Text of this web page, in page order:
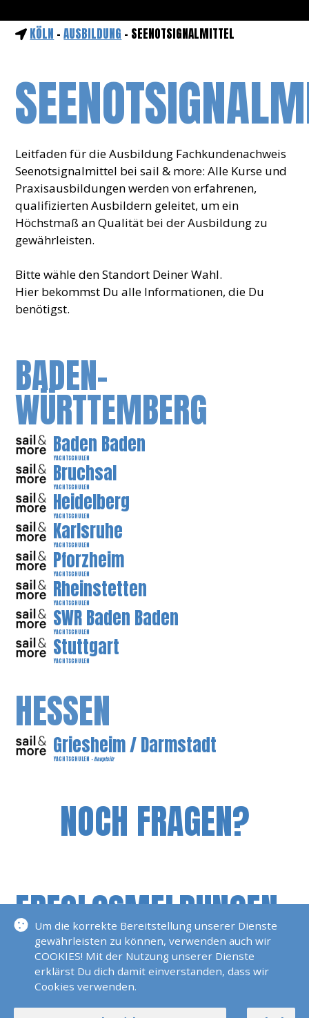
KÖLN -AUSBILDUNG - SEENOTSIGNALMITTEL
Leitfaden für die Ausbildung Fachkundenachweis
Seenotsignalmittel bei sail & more: Alle Kurse und
Praxisausbildungen werden von erfahrenen,
qualifizierten Ausbildern geleitet, um ein
Höchstmaß an Qualität bei der Ausbildung zu
gewährleisten.
Bitte wähle den Standort Deiner Wahl.
Hier bekommst Du alle Informationen, die Du
benötigst.
BADEN-
WÜRTTEMBERG
Baden Baden
YACHTSCHULEN
Bruchsal
YACHTSCHULEN
Heidelberg
YACHTSCHULEN
Karlsruhe
YACHTSCHULEN
Pforzheim
YACHTSCHULEN
Rheinstetten
YACHTSCHULEN
SWR Baden Baden
YACHTSCHULEN
Stuttgart
YACHTSCHULEN
HESSEN
Griesheim / Darmstadt
YACHTSCHULEN - Hauptsitz
NOCH FRAGEN?
ERFOLGSMELDUNGEN
Prüfung Sportboot See/Binnen Und
Funk In Griesheim 2026
Um die korrekte Bereitstellung unserer Dienste
gewährleisten zu können, verwenden auch wir
COOKIES! Mit der Nutzung unserer Dienste
erklärst Du dich damit einverstanden, dass wir
Cookies verwenden.